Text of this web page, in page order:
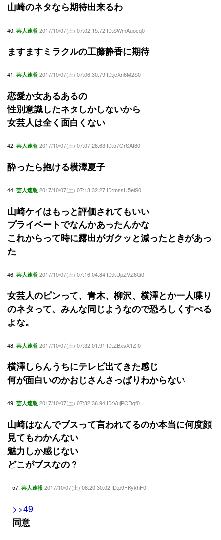
山崎のネタなら期待出来るわ
40: 芸人速報 2017/10/07(土) 07:02:15.72 ID:SWmAuocq0
ますますミラクルの工藤静香に期待
41: 芸人速報 2017/10/07(土) 07:06:30.79 ID:jcXn6M2S0
恋愛か女あるあるの
性別意識したネタしかしないから
女芸人は全く面白くない
42: 芸人速報 2017/10/07(土) 07:07:26.63 ID:57OrSAf80
酔ったら抱ける横澤夏子
44: 芸人速報 2017/10/07(土) 07:13:32.27 ID:mssU5elS0
山崎ケイはもっと評価されてもいい
プライベートでなんかあったんかな
これからって時に露出がガクッと減ったときがあっ
た
46: 芸人速報 2017/10/07(土) 07:16:04.84 ID:kUpZVZ6Q0
女芸人のピンって、青木、柳沢、横澤とか一人喋り
のネタって、みんな同じようなので恐ろしくすべる
よな。
48: 芸人速報 2017/10/07(土) 07:32:01.91 ID:ZBxsX1ZI0
横澤しらんうちにテレビ出てきた感じ
何が面白いのかおじさんさっぱりわからない
49: 芸人速報 2017/10/07(土) 07:32:36.94 ID:VujPCDqf0
山崎はなんでブスって言われてるのか本当に何度顔
見てもわかんない
魅力しか感じない
どこがブスなの？
57: 芸人速報 2017/10/07(土) 08:20:30.02 ID:p9FKykhF0
>>49
同意